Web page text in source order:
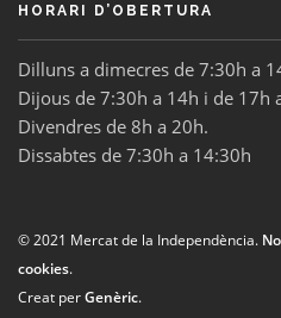
HORARI D’OBERTURA
Dilluns a dimecres de 7:30h a
Dijous de 7:30h a 14h i de 17h
Divendres de 8h a 20h.
Dissabtes de 7:30h a 14:30h
© 2021 Mercat de la Independència.
cookies.
Creat perGenèric.